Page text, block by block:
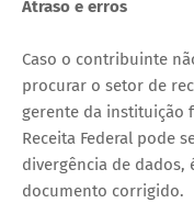
Atraso e erros
Caso o contribuinte
procurar o setor de
gerente da instituição
Receita Federal pode
divergência de dados,
documento corrigido.